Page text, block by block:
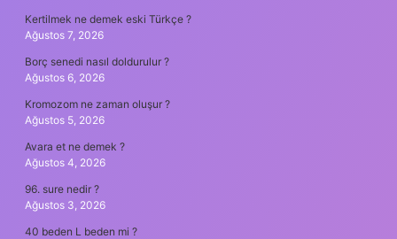
Kertilmek ne demek eski Türkçe ?
Ağustos 7, 2026
Borç senedi nasıl doldurulur ?
Ağustos 6, 2026
Kromozom ne zaman oluşur ?
Ağustos 5, 2026
Avara et ne demek ?
Ağustos 4, 2026
96. sure nedir ?
Ağustos 3, 2026
40 beden L beden mi ?